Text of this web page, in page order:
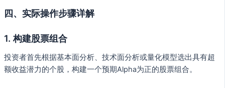
四、实际操作步骤详解
1. 构建股票组合
投资者首先根据基本面分析、技术面分析或量化模型选出具有超
额收益潜力的个股，构建一个预期Alpha为正的股票组合。